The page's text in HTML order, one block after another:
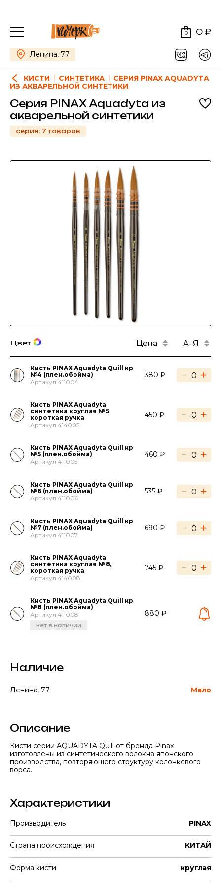
0 0 ₽
Ленина, 77
КИСТИ СИНТЕТИКА
СЕРИЯ PINAX AQUADYTA
ИЗ АКВАРЕЛЬНОЙ СИНТЕТИКИ
Серия PINAX Aquadyta из
акварельной синтетики
серия: 7 товаров
Цвет Цена А–Я
Кисть PINAX Aquadyta Quill кр
№4 (плен.обойма)
Артикул 411004
380 ₽ − +
Кисть PINAX Aquadyta
синтетика круглая №5,
короткая ручка
Артикул 414005
450 ₽ − +
Кисть PINAX Aquadyta Quill кр
№5 (плен.обойма)
Артикул 411005
460 ₽ − +
Кисть PINAX Aquadyta Quill кр
№6 (плен.обойма)
Артикул 411006
535 ₽ − +
Кисть PINAX Aquadyta Quill кр
№7 (плен.обойма)
Артикул 411007
690 ₽ − +
Кисть PINAX Aquadyta
синтетика круглая №8,
короткая ручка
Артикул 414008
745 ₽ − +
Кисть PINAX Aquadyta Quill кр
№8 (плен.обойма)
Артикул 411008
нет в наличии
880 ₽
Наличие
Ленина, 77 Мало
Описание
Кисти серии AQUADYTA Quill от бренда Pinax
изготовлены из синтетического волокна японского
производства, повторяющего структуру колонкового
ворса.
Характеристики
Производитель PINAX
Страна происхождения КИТАЙ
Форма кисти круглая